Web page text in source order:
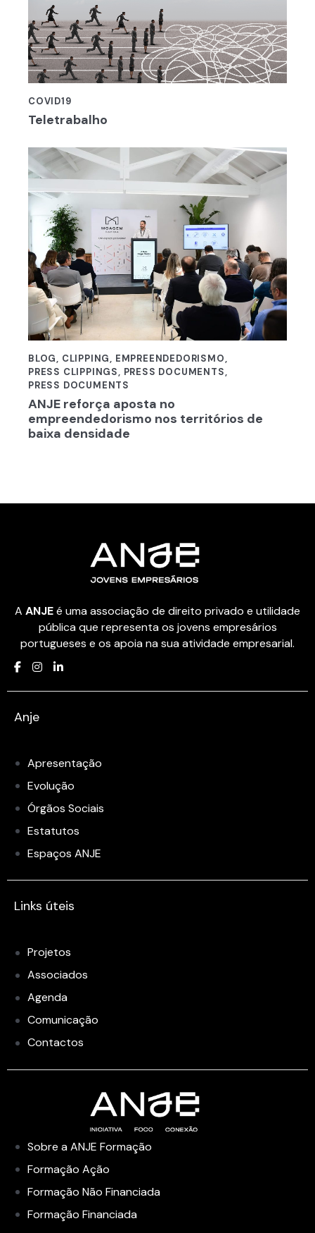
COVID19
Teletrabalho
BLOG, CLIPPING, EMPREENDEDORISMO,
PRESS CLIPPINGS, PRESS DOCUMENTS,
PRESS DOCUMENTS
ANJE reforça aposta no
empreendedorismo nos territórios de
baixa densidade
A ANJEé uma associação de direito privado e utilidade
pública que representa os jovens empresários
portugueses e os apoia na sua atividade empresarial.
Anje
Apresentação
Evolução
Órgãos Sociais
Estatutos
Espaços ANJE
Links úteis
Projetos
Associados
Agenda
Comunicação
Contactos
Sobre a ANJE Formação
Formação Ação
Formação Não Financiada
Formação Financiada